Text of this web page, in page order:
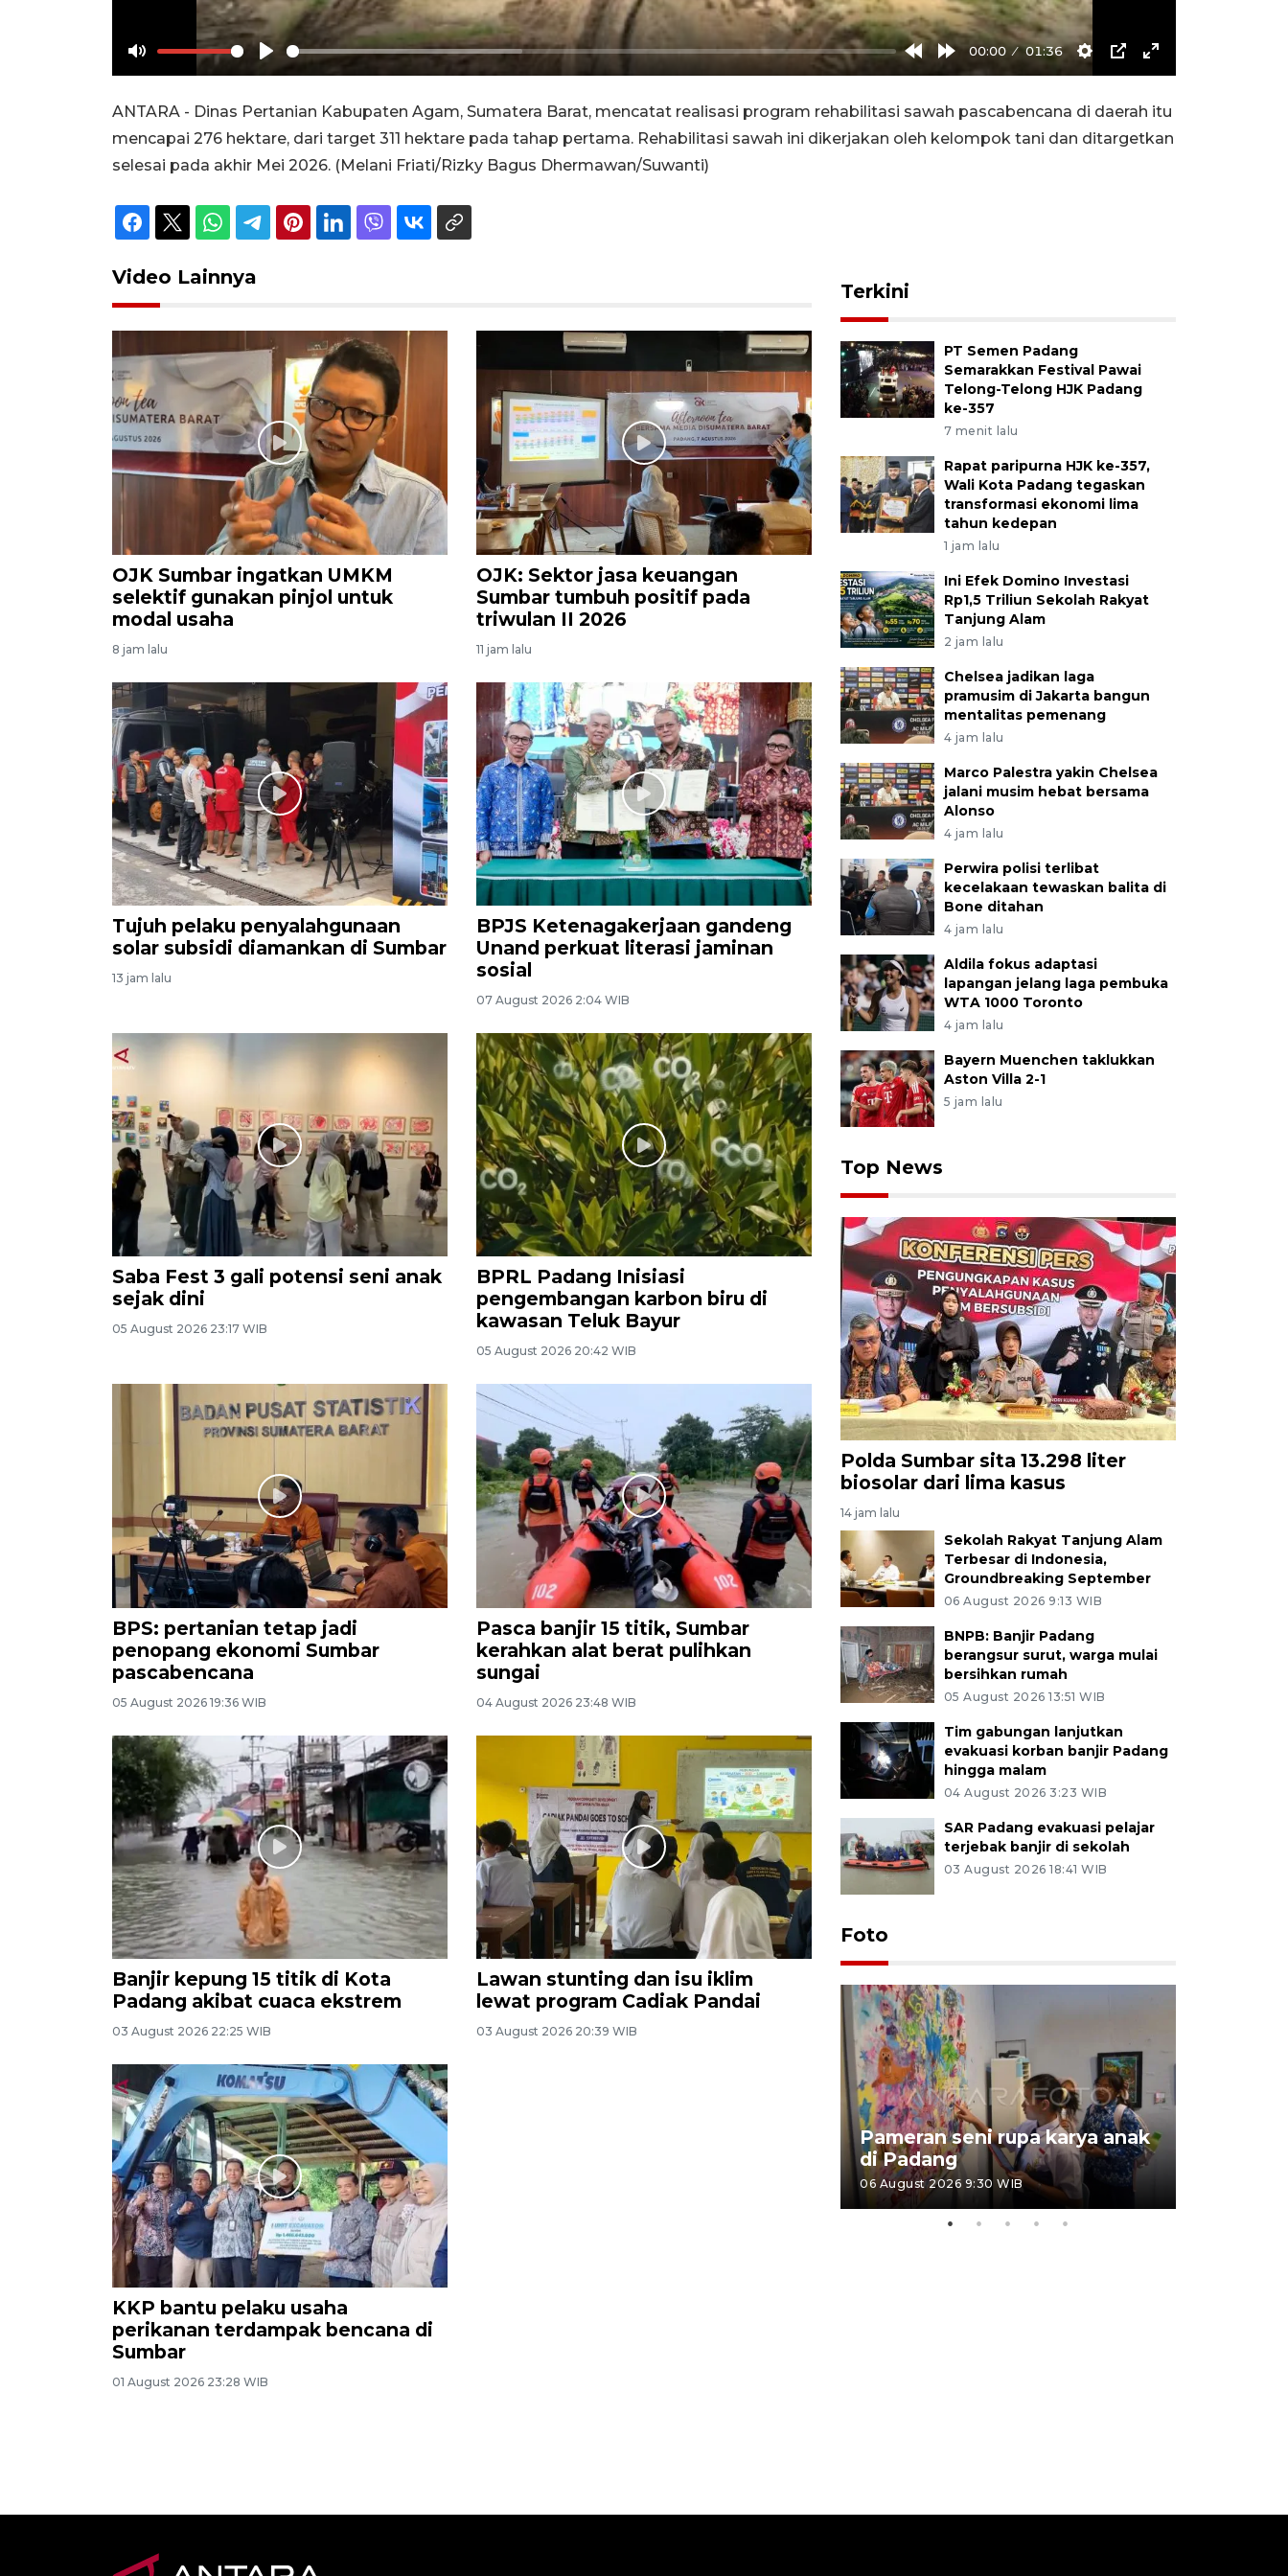
Mute Play
RewindForward
00:00 01:36
Settings
PIP Enter
ANTARA - Dinas Pertanian Kabupaten Agam, Sumatera Barat, mencatat realisasi program rehabilitasi sawah pascabencana di daerah itu
mencapai 276 hektare, dari target 311 hektare pada tahap pertama. Rehabilitasi sawah ini dikerjakan oleh kelompok tani dan ditargetkan
selesai pada akhir Mei 2026. (Melani Friati/Rizky Bagus Dhermawan/Suwanti)
Video Lainnya
OJK Sumbar ingatkan UMKM
selektif gunakan pinjol untuk
modal usaha
8 jam lalu
OJK: Sektor jasa keuangan
Sumbar tumbuh positif pada
triwulan II 2026
11 jam lalu
Tujuh pelaku penyalahgunaan
solar subsidi diamankan di Sumbar
13 jam lalu
BPJS Ketenagakerjaan gandeng
Unand perkuat literasi jaminan
sosial
07 August 2026 2:04 WIB
Saba Fest 3 gali potensi seni anak
sejak dini
05 August 2026 23:17 WIB
BPRL Padang Inisiasi
pengembangan karbon biru di
kawasan Teluk Bayur
05 August 2026 20:42 WIB
BPS: pertanian tetap jadi
penopang ekonomi Sumbar
pascabencana
05 August 2026 19:36 WIB
Pasca banjir 15 titik, Sumbar
kerahkan alat berat pulihkan
sungai
04 August 2026 23:48 WIB
Banjir kepung 15 titik di Kota
Padang akibat cuaca ekstrem
03 August 2026 22:25 WIB
Lawan stunting dan isu iklim
lewat program Cadiak Pandai
03 August 2026 20:39 WIB
KKP bantu pelaku usaha
perikanan terdampak bencana di
Sumbar
01 August 2026 23:28 WIB
Terkini
PT Semen Padang
Semarakkan Festival Pawai
Telong-Telong HJK Padang
ke-357
7 menit lalu
Rapat paripurna HJK ke-357,
Wali Kota Padang tegaskan
transformasi ekonomi lima
tahun kedepan
1 jam lalu
Ini Efek Domino Investasi
Rp1,5 Triliun Sekolah Rakyat
Tanjung Alam
2 jam lalu
Chelsea jadikan laga
pramusim di Jakarta bangun
mentalitas pemenang
4 jam lalu
Marco Palestra yakin Chelsea
jalani musim hebat bersama
Alonso
4 jam lalu
Perwira polisi terlibat
kecelakaan tewaskan balita di
Bone ditahan
4 jam lalu
Aldila fokus adaptasi
lapangan jelang laga pembuka
WTA 1000 Toronto
4 jam lalu
Bayern Muenchen taklukkan
Aston Villa 2-1
5 jam lalu
Top News
Polda Sumbar sita 13.298 liter
biosolar dari lima kasus
14 jam lalu
Sekolah Rakyat Tanjung Alam
Terbesar di Indonesia,
Groundbreaking September
06 August 2026 9:13 WIB
BNPB: Banjir Padang
berangsur surut, warga mulai
bersihkan rumah
05 August 2026 13:51 WIB
Tim gabungan lanjutkan
evakuasi korban banjir Padang
hingga malam
04 August 2026 3:23 WIB
SAR Padang evakuasi pelajar
terjebak banjir di sekolah
03 August 2026 18:41 WIB
Foto
Pameran seni rupa karya anak
di Padang
06 August 2026 9:30 WIB